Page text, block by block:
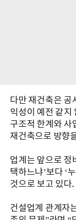
다만 재건축은 공
익성이 예전 같지
구조적 한계와 사
재건축으로 방향
업계는 앞으로 정
택하느냐’보다 ‘
것으로 보고 있다.
건설업계 관계자